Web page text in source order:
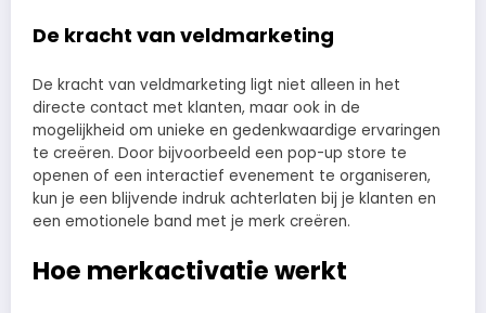
De kracht van veldmarketing
De kracht van veldmarketing ligt niet alleen in het
directe contact met klanten, maar ook in de
mogelijkheid om unieke en gedenkwaardige ervaringen
te creëren. Door bijvoorbeeld een pop-up store te
openen of een interactief evenement te organiseren,
kun je een blijvende indruk achterlaten bij je klanten en
een emotionele band met je merk creëren.
Hoe merkactivatie werkt